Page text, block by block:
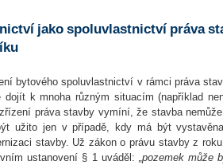
jako spoluvlastnictví práva
bytového spoluvlastnictví v rámci práva
dojít k mnoha různým situacím (například
práva stavby vymíní, že stavba
užito jen v případě, kdy má být
stavby. Už zákon o právu stavby z
ustanovení § 1 uváděl:
„pozemek může